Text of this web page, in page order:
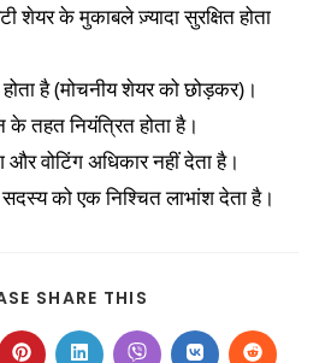
शेयर के मुकाबले ज़्यादा सुरक्षित होता
है (मोचनीय शेयर को छोड़कर)।
तहत नियंत्रित होता है।
और वोटिंग अधिकार नहीं देता है।
को एक निश्चित लाभांश देता है।
SHARE THIS